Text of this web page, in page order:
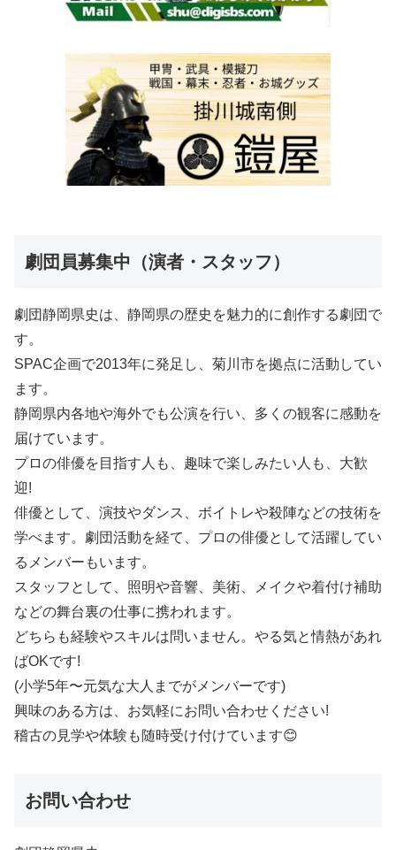
劇団員募集中（演者・スタッフ）
劇団静岡県史は、静岡県の歴史を魅力的に創作する劇団で
す。
SPAC企画で2013年に発足し、菊川市を拠点に活動してい
ます。
静岡県内各地や海外でも公演を行い、多くの観客に感動を
届けています。
プロの俳優を目指す人も、趣味で楽しみたい人も、大歓
迎!
俳優として、演技やダンス、ボイトレや殺陣などの技術を
学べます。劇団活動を経て、プロの俳優として活躍してい
るメンバーもいます。
スタッフとして、照明や音響、美術、メイクや着付け補助
などの舞台裏の仕事に携われます。
どちらも経験やスキルは問いません。やる気と情熱があれ
ばOKです!
(小学5年〜元気な大人までがメンバーです)
興味のある方は、お気軽にお問い合わせください!
稽古の見学や体験も随時受け付けています😊
お問い合わせ